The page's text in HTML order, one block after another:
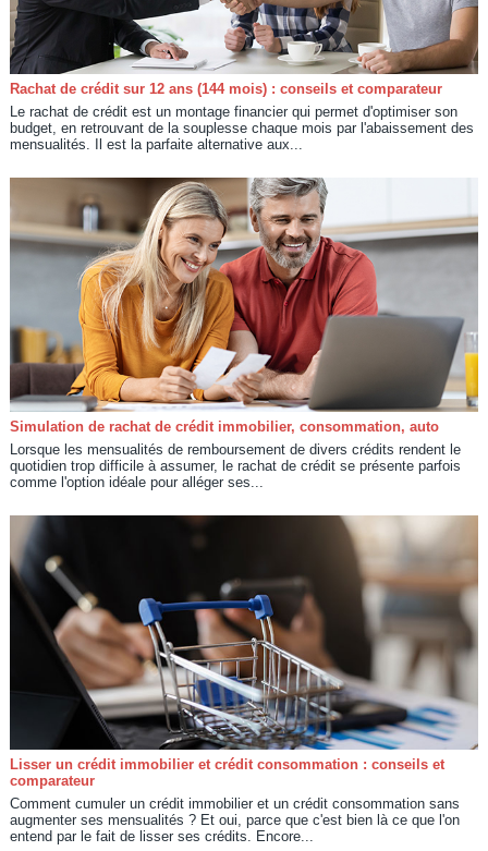
Rachat de crédit sur 12 ans (144 mois) : conseils et comparateur
Le rachat de crédit est un montage financier qui permet d'optimiser son
budget, en retrouvant de la souplesse chaque mois par l'abaissement des
mensualités. Il est la parfaite alternative aux...
Simulation de rachat de crédit immobilier, consommation, auto
Lorsque les mensualités de remboursement de divers crédits rendent le
quotidien trop difficile à assumer, le rachat de crédit se présente parfois
comme l'option idéale pour alléger ses...
Lisser un crédit immobilier et crédit consommation : conseils et
comparateur
Comment cumuler un crédit immobilier et un crédit consommation sans
augmenter ses mensualités ? Et oui, parce que c'est bien là ce que l'on
entend par le fait de lisser ses crédits. Encore...